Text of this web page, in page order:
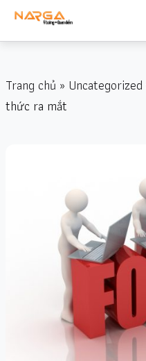
Trang chủ » Uncategorized
thức ra mắt